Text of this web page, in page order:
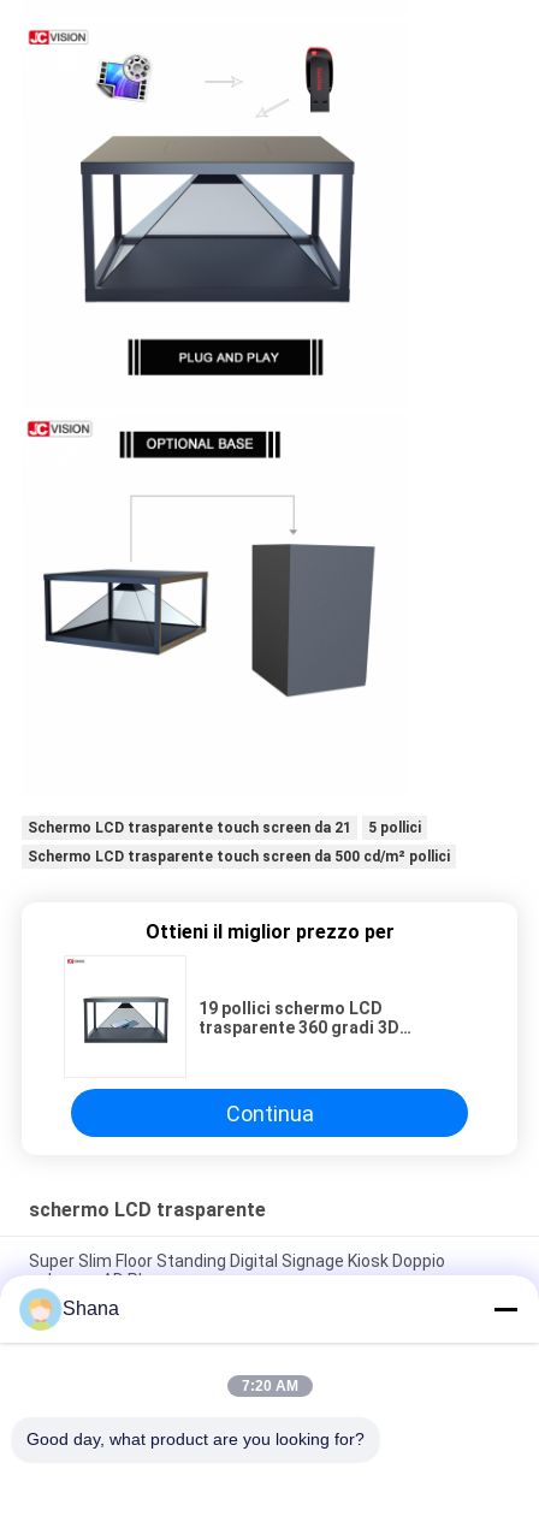
Schermo LCD trasparente touch screen da 21
5 pollici
Schermo LCD trasparente touch screen da 500 cd/m² pollici
Ottieni il miglior prezzo per
19 pollici schermo LCD
trasparente 360 gradi 3D
Continua
schermo LCD trasparente
Super Slim Floor Standing Digital Signage Kiosk Doppio
schermo AD Player
Segnaletica digitale da pavimento con schermo LCD
trasparente Android 5.1
Display pubblicitario a doppio lato con cartelloni digitali da 49
Shana
7:20 AM
Good day, what product are you looking for?